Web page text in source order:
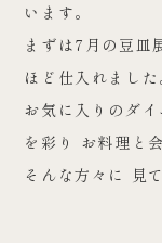
います。
まずは7月の豆皿
ほど仕入れました
お気に入りのダ
を彩り お料理と
そんな方々に 見